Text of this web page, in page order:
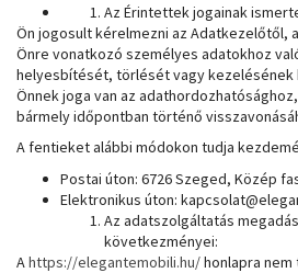
Az Érintettek jogainak
Ön jogosult kérelmezni az Adatkezelőtől,
Önre vonatkozó személyes adatokhoz
helyesbítését, törlését vagy kezelésének
Önnek joga van az
bármely időpontban történő
A fentieket alábbi módokon tudja
Postai úton: 6726 Szeged, Közép
Elektronikus úton:
Az adatszolgáltatás
következményei:
A https://elegantemobili.hu/honlapra